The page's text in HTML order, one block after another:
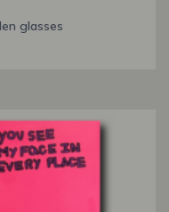
glasses